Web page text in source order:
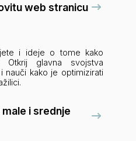
web stranicu
i ideje o tome kako
Otkrij glavna svojstva
nauči kako je optimizirati
i srednje